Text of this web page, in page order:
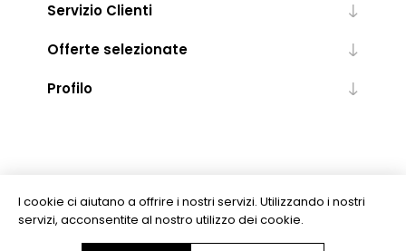
Servizio Clienti
Offerte selezionate
Profilo
I cookie ci aiutano a offrire i nostri servizi. Utilizzando i nostri
servizi, acconsentite al nostro utilizzo dei cookie.